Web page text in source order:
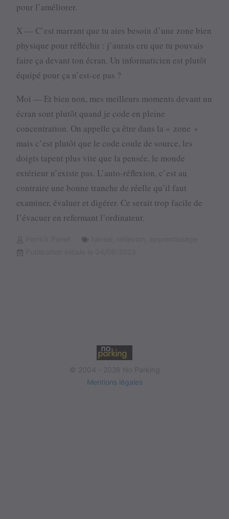
pour l’améliorer.
X — C’est marrant que tu aies besoin d’une zone bien
physique pour réfléchir : j’aurais cru que tu pouvais
faire ça devant ton écran. Un informaticien est plutôt
équipé pour ça n’est-ce pas ?
Moi — Et bien non, mes meilleurs moments devant un
écran sont plutôt quand je code en pleine
concentration. On appelle ça être dans la « zone »
mais c’est plutôt que le code coule de source, les
doigts tapent plus vite que la pensée, le monde
extérieur n’existe pas. L’auto-réflexion, c’est au
contraire une bonne tranche de réelle qu’il faut
examiner, évaluer et digérer. Ce serait trop facile de
l’évacuer en refermant l’ordinateur.
© 2004 - 2026 No Parking
Mentions légales